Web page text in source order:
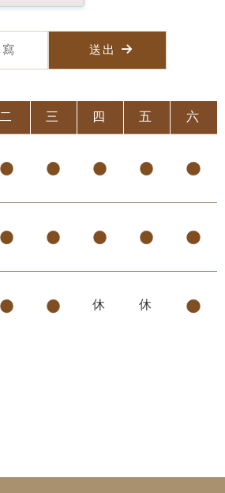
二 三 四 五 六
休 休